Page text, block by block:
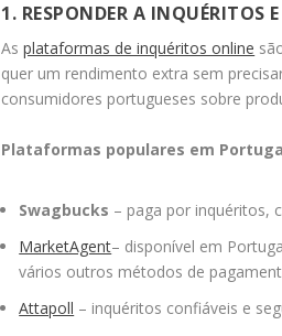
1. RESPONDER A INQUÉRITOS
Asplataformas de inquéritos online
quer um rendimento extra sem
consumidores portugueses sobre
Plataformas populares em
Swagbucks – paga por inquéritos,
MarketAgent– disponível em
vários outros métodos de
Attapoll – inquéritos confiáveis e